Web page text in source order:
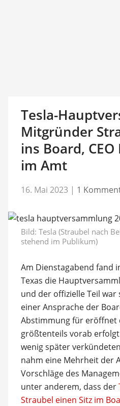
Tesla-
Mitgründer
ins Board,
im Amt
16. Mai 2023 | 1
Bild: Tesla (Straubel nach
stehend im Publikum)
Am Dienstagabend fand
Texas die
und der offizielle Teil war
einer Ansprache der
Abstimmung für eröffnet
größtenteils vorab
wenig später
nahm eine Mehrheit der
Vorschläge des
unter anderem, dass der
Straubel einen Sitz im